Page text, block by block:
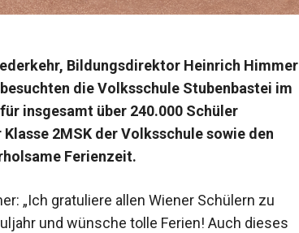
Bildungsdirektor Heinrich Himmer
die Volksschule Stubenbastei im
insgesamt über 240.000 Schüler
2MSK der Volksschule sowie den
Ferienzeit.
„Ich gratuliere allen Wiener Schülern zu
und wünsche tolle Ferien! Auch dieses